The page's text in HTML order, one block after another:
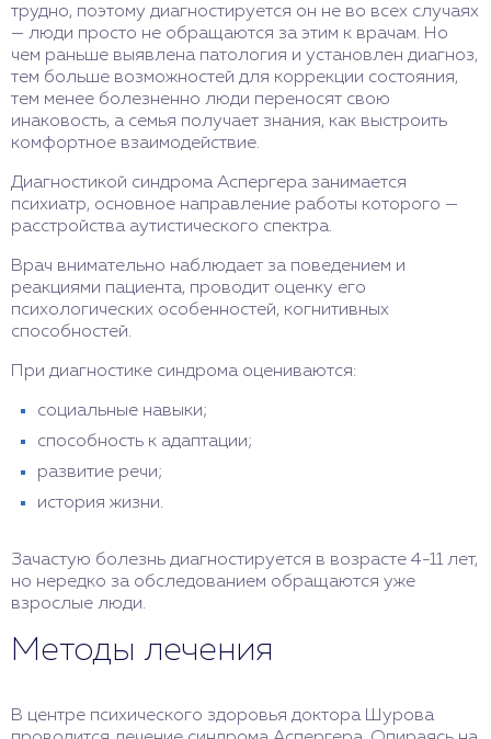
трудно, поэтому диагностируется он не во всех случаях
— люди просто не обращаются за этим к врачам. Но
чем раньше выявлена патология и установлен диагноз,
тем больше возможностей для коррекции состояния,
тем менее болезненно люди переносят свою
инаковость, а семья получает знания, как выстроить
комфортное взаимодействие.
Диагностикой синдрома Аспергера занимается
психиатр, основное направление работы которого —
расстройства аутистического спектра.
Врач внимательно наблюдает за поведением и
реакциями пациента, проводит оценку его
психологических особенностей, когнитивных
способностей.
При диагностике синдрома оцениваются:
социальные навыки;
способность к адаптации;
развитие речи;
история жизни.
Зачастую болезнь диагностируется в возрасте 4-11 лет,
но нередко за обследованием обращаются уже
взрослые люди.
Методы лечения
В центре психического здоровья доктора Шурова